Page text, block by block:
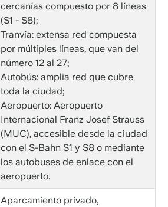
cercanías compuesto por 8 líneas
(S1 - S8);
Tranvía: extensa red compuesta
por múltiples líneas, que van del
número 12 al 27;
Autobús: amplia red que cubre
toda la ciudad;
Aeropuerto: Aeropuerto
Internacional Franz Josef Strauss
(MUC), accesible desde la ciudad
con el S-Bahn S1 y S8 o mediante
los autobuses de enlace con el
aeropuerto.
Aparcamiento privado,